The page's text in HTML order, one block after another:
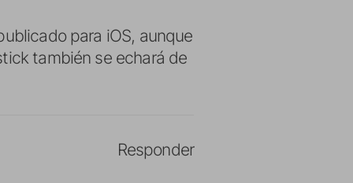
para iOS, aunque
también se echará de
Responder